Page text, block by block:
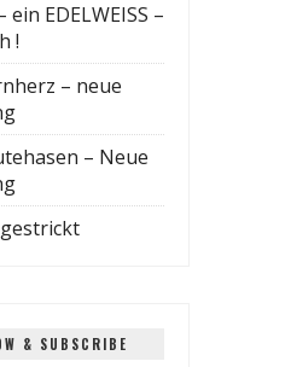
ein EDELWEISS –
!
– neue
– Neue
& SUBSCRIBE